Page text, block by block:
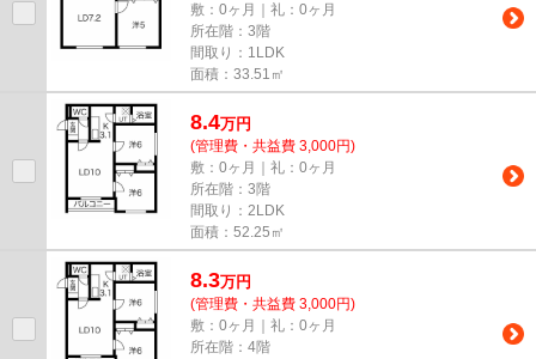
敷：0ヶ月｜礼：0ヶ月
所在階：3階
間取り：1LDK
面積：33.51㎡
8.4万円
(管理費・共益費 3,000円)
敷：0ヶ月｜礼：0ヶ月
所在階：3階
間取り：2LDK
面積：52.25㎡
8.3万円
(管理費・共益費 3,000円)
敷：0ヶ月｜礼：0ヶ月
所在階：4階